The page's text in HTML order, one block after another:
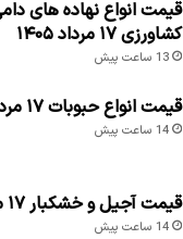
قیمت انواع نهاده های
کشاورزی ۱۷ مرداد ۱۴۰۵
13 ساعت پیش
قیمت انواع حبوبات ۱۷ مرداد ۱۴۰۵
14 ساعت پیش
قیمت آجیل و خشکبار ۱۷ مرداد ۱۴۰۵
14 ساعت پیش